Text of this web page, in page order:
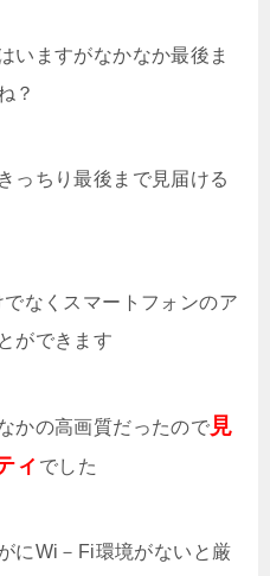
いますがなかなか最後ま
？
っちり最後まで見届ける
なくスマートフォンのア
ができます
かの高画質だったので 見
ィ でした
にWi－Fi環境がないと厳